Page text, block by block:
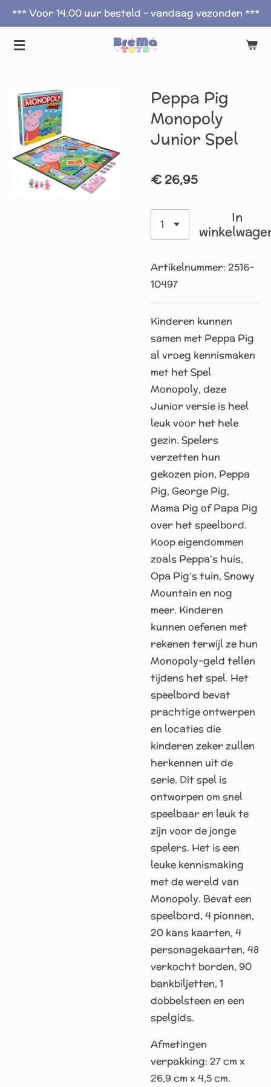
Ga
naar
*** Voor 14.00 uur besteld - vandaag vezonden ***
Peppa Pig
Monopoly
Junior Spel
€ 26,95
In
Artikelnummer: 2516-
10497
Kinderen kunnen
samen met Peppa Pig
al vroeg kennismaken
met het Spel
Monopoly, deze
Junior versie is heel
leuk voor het hele
gezin. Spelers
verzetten hun
gekozen pion, Peppa
Pig, George Pig,
Mama Pig of Papa Pig
over het speelbord.
Koop eigendommen
zoals Peppa’s huis,
Opa Pig’s tuin, Snowy
Mountain en nog
meer. Kinderen
kunnen oefenen met
rekenen terwijl ze hun
Monopoly-geld tellen
tijdens het spel. Het
speelbord bevat
prachtige ontwerpen
en locaties die
kinderen zeker zullen
herkennen uit de
serie. Dit spel is
ontworpen om snel
speelbaar en leuk te
zijn voor de jonge
spelers. Het is een
leuke kennismaking
met de wereld van
Monopoly. Bevat een
speelbord, 4 pionnen,
20 kans kaarten, 4
personagekaarten, 48
verkocht borden, 90
bankbiljetten, 1
dobbelsteen en een
spelgids.
Afmetingen
verpakking: 27 cm x
26,9 cm x 4,5 cm.